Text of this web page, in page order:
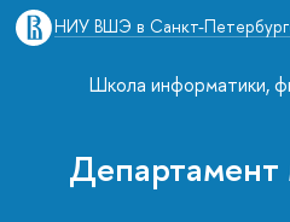
НИУ ВШЭ в Санкт-
Школа информатики,
Департамент